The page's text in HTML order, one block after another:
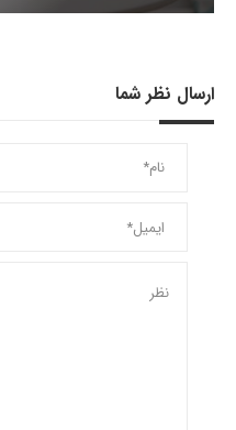
ارسال نظر شما